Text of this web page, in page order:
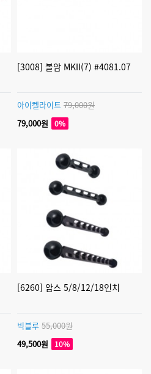
[3008] 볼암 MKII(7) #4081.07
아이켈라이트 79,000원
79,000원
0%
[6260] 암스 5/8/12/18인치
빅블루 55,000원
49,500원
10%